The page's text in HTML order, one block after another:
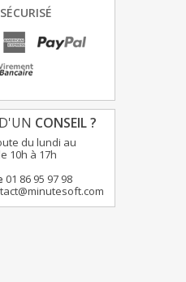
CONSEIL ?
du lundi au
10h à 17h
01 86 95 97 98